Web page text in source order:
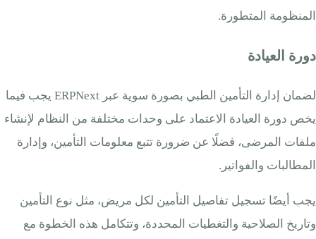
المنظومة المتطورة.
دورة العيادة
لضمان إدارة التأمين الطبي بصورة سوية عبر ERPNext يجب فيما
يخص دورة العيادة الاعتماد على وحدات مختلفة من النظام لإنشاء
ملفات المرضى، فضلًا عن ضرورة تتبع معلومات التأمين، وإدارة
المطالبات والفواتير.
يجب أيضًا تسجيل تفاصيل التأمين لكل مريض، مثل نوع التأمين
وتاريخ الصلاحية والتغطيات المحددة، وتتكامل هذه الخطوة مع